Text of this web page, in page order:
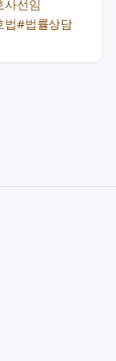
사선임
법#법률상담